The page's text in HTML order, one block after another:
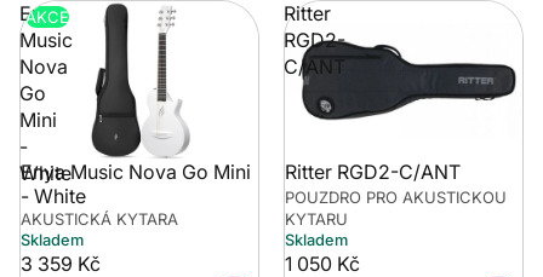
Enya
Music
Nova
Go
Mini
-
White
AKCE
Enya Music Nova Go Mini
- White
AKUSTICKÁ KYTARA
Skladem
3 359 Kč
Ritter
RGD2-
C/ANT
Ritter RGD2-C/ANT
POUZDRO PRO AKUSTICKOU
KYTARU
Skladem
1 050 Kč